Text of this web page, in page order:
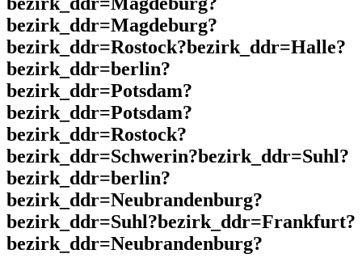
bezirk_ddr=Magdeburg?
bezirk_ddr=Rostock?bezirk_ddr=Halle?
bezirk_ddr=berlin?
bezirk_ddr=Potsdam?
bezirk_ddr=Potsdam?
bezirk_ddr=Rostock?
bezirk_ddr=Schwerin?bezirk_ddr=Suhl?
bezirk_ddr=berlin?
bezirk_ddr=Neubrandenburg?
bezirk_ddr=Suhl?bezirk_ddr=Frankfurt?
bezirk_ddr=Neubrandenburg?